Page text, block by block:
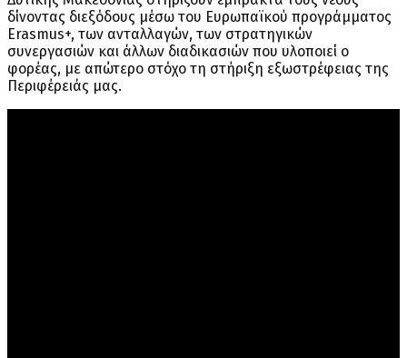
δίνοντας διεξόδους μέσω του Ευρωπαϊκού προγράμματος
Erasmus+, των ανταλλαγών, των στρατηγικών
συνεργασιών και άλλων διαδικασιών που υλοποιεί ο
φορέας, με απώτερο στόχο τη στήριξη εξωστρέφειας της
Περιφέρειάς μας.